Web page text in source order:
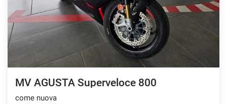
MV AGUSTA Superveloce 800
come nuova